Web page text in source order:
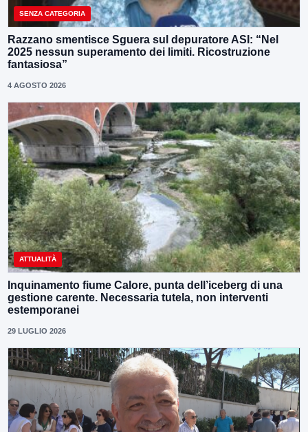
SENZA CATEGORIA
Razzano smentisce Sguera sul depuratore ASI: “Nel
2025 nessun superamento dei limiti. Ricostruzione
fantasiosa”
4 AGOSTO 2026
ATTUALITÀ
Inquinamento fiume Calore, punta dell’iceberg di una
gestione carente. Necessaria tutela, non interventi
estemporanei
29 LUGLIO 2026